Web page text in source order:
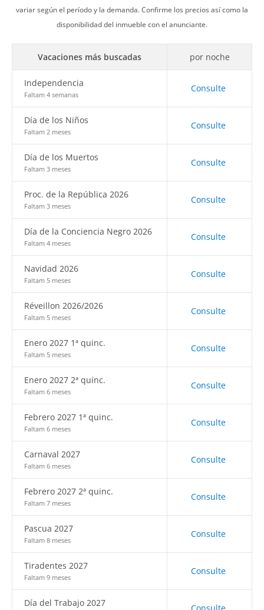
variar según el período y la demanda. Confirme los precios así como la
disponibilidad del inmueble con el anunciante.
Vacaciones más buscadas por noche
Independencia
Faltam 4 semanas
Consulte
Día de los Niños
Faltam 2 meses
Consulte
Día de los Muertos
Faltam 3 meses
Consulte
Proc. de la República 2026
Faltam 3 meses
Consulte
Día de la Conciencia Negro 2026
Faltam 4 meses
Consulte
Navidad 2026
Faltam 5 meses
Consulte
Réveillon 2026/2026
Faltam 5 meses
Consulte
Enero 2027 1ª quinc.
Faltam 5 meses
Consulte
Enero 2027 2ª quinc.
Faltam 6 meses
Consulte
Febrero 2027 1ª quinc.
Faltam 6 meses
Consulte
Carnaval 2027
Faltam 6 meses
Consulte
Febrero 2027 2ª quinc.
Faltam 7 meses
Consulte
Pascua 2027
Faltam 8 meses
Consulte
Tiradentes 2027
Faltam 9 meses
Consulte
Día del Trabajo 2027